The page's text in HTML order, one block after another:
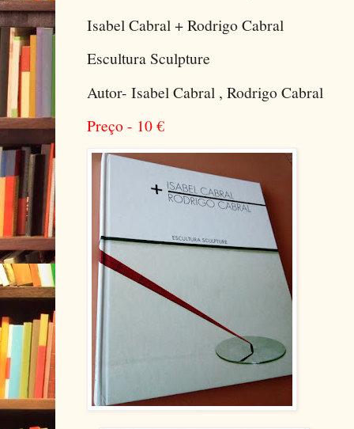
Isabel Cabral + Rodrigo Cabral
Escultura Sculpture
Autor- Isabel Cabral , Rodrigo Cabral
Preço - 10€